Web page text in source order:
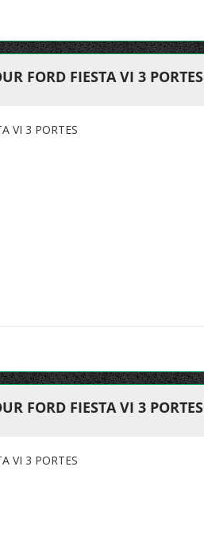
FORD FIESTA VI 3 PORTES
VI 3 PORTES
FORD FIESTA VI 3 PORTES
VI 3 PORTES